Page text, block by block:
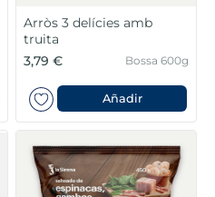
Arròs 3 delícies amb
truita
3,79 €
Bossa 600g
Añadir